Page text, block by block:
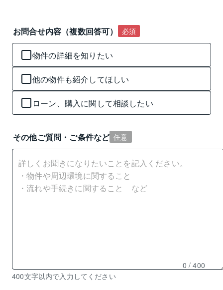
お問合せ内容（複数回答可） 必須
物件の詳細を知りたい
他の物件も紹介してほしい
ローン、購入に関して相談したい
その他ご質問・ご条件など 任意
残
0 / 400
400文字以内で入力してください